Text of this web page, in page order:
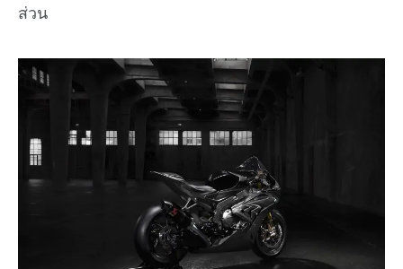
ส่วน